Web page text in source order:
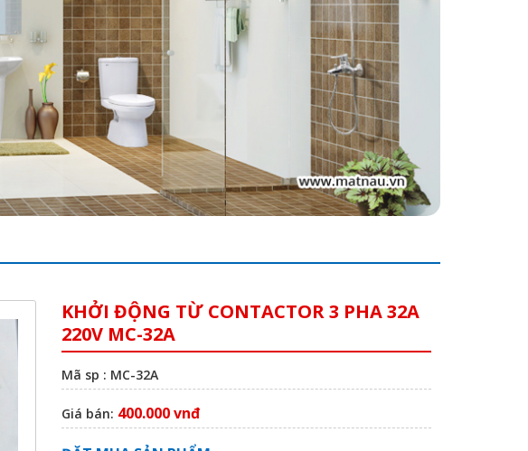
KHỞI ĐỘNG TỪ CONTACTOR 3 PHA 32A
220V MC-32A
Mã sp : MC-32A
Giá bán: 400.000 vnđ